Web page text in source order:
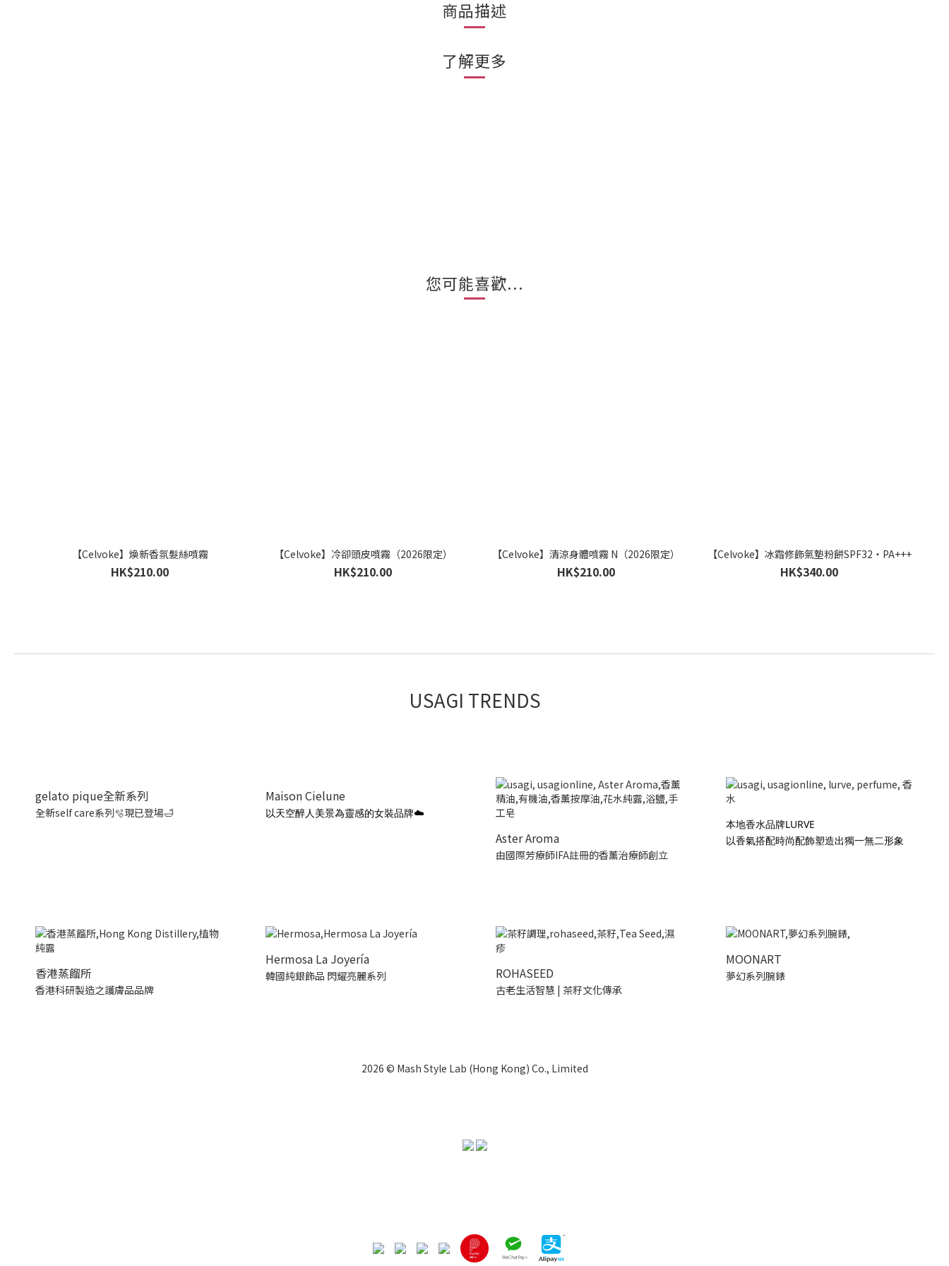
商品描述
了解更多
您可能喜歡...
【Celvoke】煥新香氛髮絲噴霧
HK$210.00
【Celvoke】冷卻頭皮噴霧（2026限定）
HK$210.00
【Celvoke】清涼身體噴霧 N（2026限定）
HK$210.00
【Celvoke】冰霜修飾氣墊粉餅SPF32・PA+++
HK$340.00
USAGI TRENDS
gelato pique全新系列
全新self care系列🫧現已登場🛁
Maison Cielune
以天空醉人美景為靈感的女裝品牌☁️
Aster Aroma
由國際芳療師IFA註冊的香薰治療師創立
本地香水品牌LURVE
以香氣搭配時尚配飾塑造出獨一無二形象
香港蒸餾所
香港科研製造之護膚品品牌
Hermosa La Joyería
韓國純銀飾品 閃耀亮麗系列 ROHASEED
古老生活智慧 | 茶籽文化傳承
MOONART
夢幻系列腕錶
2026 © Mash Style Lab (Hong Kong) Co., Limited